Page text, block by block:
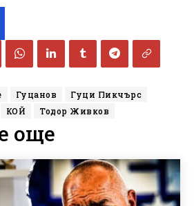
Гуцанов
Гуци Пикчърс
КОЙ Тодор Живков
още